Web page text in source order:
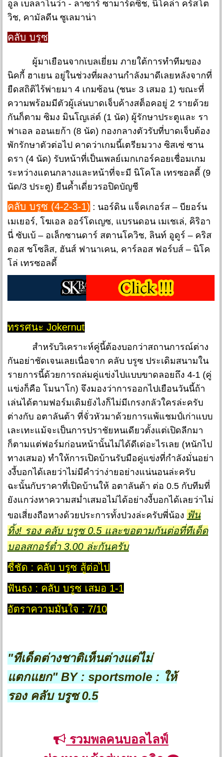
อูล เบลลาโนว่า - ลาซาร์ ซามาร์ดซิช, นิโคล่า คร์สโต
วิช, คามัลดีน ซูเลมาน่า
คลับ บรูซ
ผู้มาเยือนจากเบลเยี่ยม ภายใต้การทำทีมของ
นิคกี้ ฮาเยน อยู่ในช่วงที่ผลงานกำลังมาดีเลยหลังจากที่
ยืดสถิติไร้พ่ายมา 4 เกมซ้อน (ชนะ 3 เสมอ 1) ขณะที่
ความพร้อมมีตัวผู้เล่นบาดเจ็บค้างสต็อคอยู่ 2 รายด้วย
กันก็ตาม ซิมง มินโญเล่ต์ (1 นัด) ผู้รักษาประตูและ รา
ฟาเอล ออนเยก้า (8 นัด) กองกลางตัวรับที่บาดเจ็บต้อง
พักรักษาตัวต่อไป คาดว่าเกมนี้เตรียมวาง ซิสเซ่ ซาน
ดรา (4 นัด) รับหน้าที่เป็นเพลย์เมกเกอร์คอยเชื่อมเกม
ระหว่างแดนกลางและหน้าที่จะมี นิโคโล เทรซอลดี้ (9
นัด/3 ประตู) ยืนค้ำเดี่ยวรอปิดบัญชี
คลับ บรูซ (4-2-3-1) : นอร์ดิน แจ็คเกอร์ส – บียอร์น
เมเยอร์, โฆเอล ออร์โดเญซ, แบรนดอน เมเชเล่, คิริอา
นี่ ซับเบ้ – อเล็กซานดาร์ สตานโควิช, ลินท์ อูดูร์ – คริส
ตอส ชโซลิส, ฮันส์ ฟานาเคน, คาร์ลอส ฟอร์บส์ – นิโค
โล่ เทรซอลดี้
ทรรศนะ Jokernut
สำหรับวิเคราะห์คู่นี้ต้องบอกว่าสถานการณ์ต่าง
กันอย่าชัดเจนเลยเนื่อจาก คลับ บรูซ ประเดิมสนามใน
รายการนี้ด้วยการถล่มคู่แข่งไปแบบขาดลอยถึง 4-1 (คู่
แข่งก็คือ โมนาโก) จึงมองว่าการออกไปเยือนวันนี้ถ้า
เล่นได้ตามฟอร์มเดิมยังไงก็ไม่มีเกรงกลัวใครล่ะครับ
ต่างกับ อตาลันต้า ที่จั่วหัวมาด้วยการแพ้แชมป์เก่าแบบ
เละเทะแม้จะเป็นการปราชัยหนเดียวตั้งแต่เปิดลีกมา
ก็ตามแต่ฟอร์มก่อนหน้านั้นไม่ได้ดีเด่อะไรเลย (หนักไป
ทางเสมอ) ทำให้การเปิดบ้านรับมือคู่แข่งที่กำลังมั่นอย่า
งงี้บอกได้เลยว่าไม่มีคำว่าง่ายอย่างแน่นอนล่ะครับ
ฉะนั้นกับราคาที่เปิดบ้านให้ อตาลันต้า ต่อ 0.5 กับทีมที่
ยังแกว่งหาความสม่ำเสมอไม่ได้อย่างงี้บอกได้เลยว่าไม่
ขอเสี่ยงถือหางด้วยประการทั้งปวงล่ะครับพี่น้อง ฟัน
ทิ้ง! รอง คลับ บรูซ 0.5 และขอตามกันต่อที่ทีเด็ด
บอลสกอร์ต่ำ 3.00 ล่ะกันครับ
ชี้ชัด : คลับ บรูซ สู้ต่อไป
ฟันธง : คลับ บรูซ เสมอ 1-1
อัตราความมั่นใจ : 7/10
"ทีเด็ดต่างชาติเห็นต่างแต่ไม่
แตกแยก" BY : sportsmole : ให้
รอง คลับ บรูซ 0.5
รวมพลคนบอลไลฟ์